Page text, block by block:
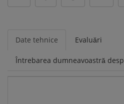
Date tehnice Evaluări
Întrebarea dumneavoastră